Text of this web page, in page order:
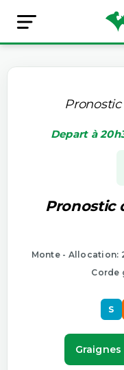
Depart à
Pronostic
Monte - Allocation:
Corde
S
Graignes